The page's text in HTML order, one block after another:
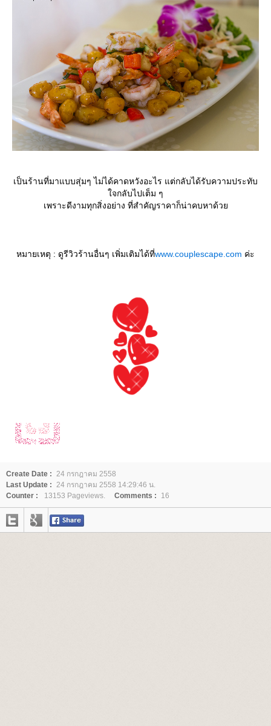
เป็นร้านที่มาแบบสุ่มๆ ไม่ได้คาดหวังอะไร แต่กลับได้รับความประทับ
จกลับไปเต็ม ๆ
เพราะดีงามทุกสิ่งอย่าง ที่สำคัญราคาก็น่าคบหาด้ว
หมายเหตุ : ดูรีวิวร้านอื่นๆ เพิ่มเติมได้ที่www.couplescape.com ค่ะ
Create Date :
24 กรกฎาคม 2558
Last Update :
24 กรกฎาคม 2558 14:29:46 น.
Counter :
13153 Pageviews. Comments : 16